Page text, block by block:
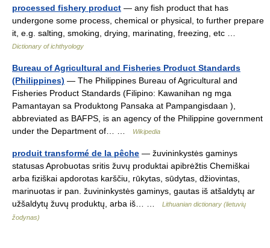
processed fishery product — any fish product that has
undergone some process, chemical or physical, to further prepare
it, e.g. salting, smoking, drying, marinating, freezing, etc …
Dictionary of ichthyology
Bureau of Agricultural and Fisheries Product Standards
(Philippines) — The Philippines Bureau of Agricultural and
Fisheries Product Standards (Filipino: Kawanihan ng mga
Pamantayan sa Produktong Pansaka at Pampangisdaan ),
abbreviated as BAFPS, is an agency of the Philippine government
under the Department of… …
Wikipedia
produit transformé de la pêche — žuvininkystės gaminys
statusas Aprobuotas sritis žuvų produktai apibrėžtis Chemiškai
arba fiziškai apdorotas karščiu, rūkytas, sūdytas, džiovintas,
marinuotas ir pan. žuvininkystės gaminys, gautas iš atšaldytų ar
užšaldytų žuvų produktų, arba iš… …
Lithuanian dictionary (lietuvių
žodynas)